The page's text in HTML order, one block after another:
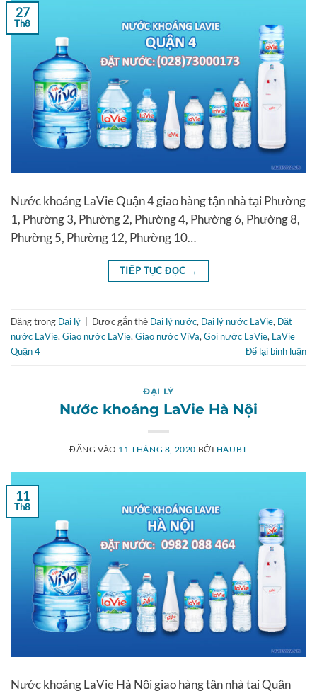
27
Th8
Nước khoáng LaVie Quận 4 giao hàng tận nhà tại Phường
1, Phường 3, Phường 2, Phường 4, Phường 6, Phường 8,
Phường 5, Phường 12, Phường 10…
TIẾP TỤC ĐỌC →
Đăng trongĐại lý Được gắn thẻĐại lý nước,Đại lý nước LaVie,Đặt
nước LaVie,Giao nước LaVie,Giao nước ViVa,Gọi nước LaVie, LaVie
Quận 4
Để lại bình luận
ĐẠI LÝ
Nước khoáng LaVie Hà Nội
ĐĂNG VÀO 11 THÁNG 8, 2020 BỞI HAUBT
11
Th8
Nước khoáng LaVie Hà Nội giao hàng tận nhà tại Quận